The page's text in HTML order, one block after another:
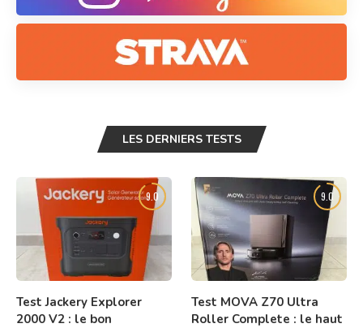
LES DERNIERS TESTS
9.0
Test Jackery Explorer
2000 V2 : le bon
9.0
Test MOVA Z70 Ultra
Roller Complete : le haut